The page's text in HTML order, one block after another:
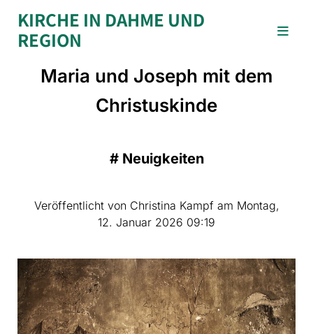
KIRCHE IN DAHME UND
REGION
Maria und Joseph mit dem
Christuskinde
# Neuigkeiten
Veröffentlicht von Christina Kampf am Montag,
12. Januar 2026 09:19